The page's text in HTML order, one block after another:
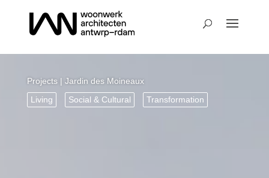
Projects| Jardin des Moineaux
Living
Social & Cultural Transformation